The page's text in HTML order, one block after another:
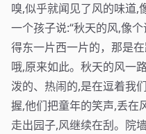
嗅,似乎就闻见了风的味道,
一个孩子说:“秋天的风,像
得东一片西一片的，那是
哦,原来如此。秋天的风一
泼的、热闹的,是在逗着我
握,他们把童年的笑声,丢在
走出园子,风继续在刮。院